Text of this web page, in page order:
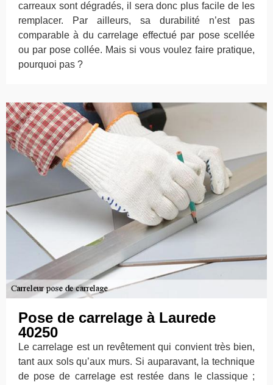
carreaux sont dégradés, il sera donc plus facile de les
remplacer. Par ailleurs, sa durabilité n’est pas
comparable à du carrelage effectué par pose scellée
ou par pose collée. Mais si vous voulez faire pratique,
pourquoi pas ?
Pose de carrelage à Laurede
40250
Le carrelage est un revêtement qui convient très bien,
tant aux sols qu’aux murs. Si auparavant, la technique
de pose de carrelage est restée dans le classique ;